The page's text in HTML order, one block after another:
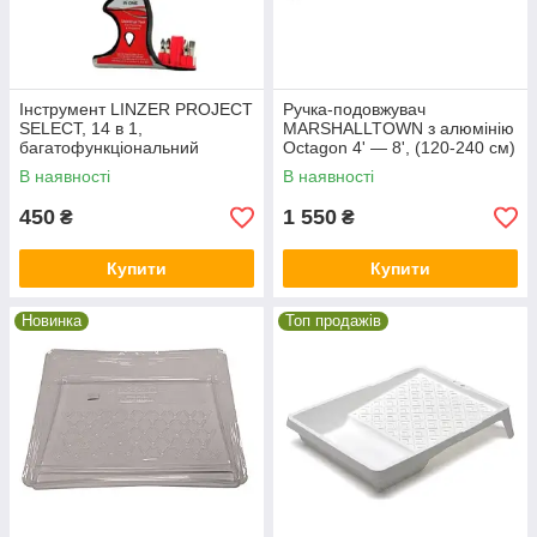
Інструмент LINZER PROJECT
SELECT, 14 в 1,
багатофункціональний
В наявності
450 ₴
Купити
Ручка-подовжувач
MARSHALLTOWN з алюмінію
Octagon 4' — 8', (120-240 см)
В наявності
1 550 ₴
Купити
Новинка Топ продажів